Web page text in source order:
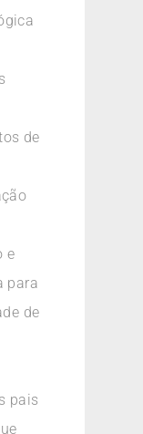
de
e
para
de
pais